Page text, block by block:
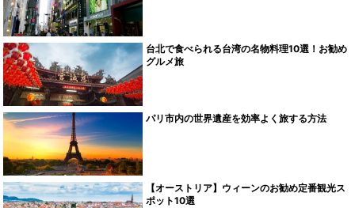
台北で食べられる台湾の名物料理10選！お勧め
グルメ旅
パリ市内の世界遺産を効率よく旅する方法
【オーストリア】ウィーンのお勧め定番観光ス
ポット10選